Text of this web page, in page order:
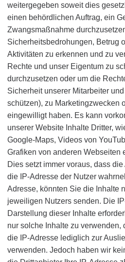
weitergegeben soweit dies
einen behördlichen Auftrag, ein
Zwangsmaßnahme
Sicherheitsbedrohungen, Betrug
Aktivitäten zu erkennen und zu
Rechte und unser Eigentum zu
durchzusetzen oder um die
Sicherheit unserer Mitarbeiter
schützen), zu Marketingzwecken
eingewilligt haben. Es kann
unserer Website Inhalte Dritter,
Google-Maps, Videos von
Grafiken von anderen Webseiten
Dies setzt immer voraus, dass
die IP-Adresse der Nutzer
Adresse, könnten Sie die Inhalte
jeweiligen Nutzers senden. Die
Darstellung dieser Inhalte
nur solche Inhalte zu verwenden,
die IP-Adresse lediglich zur
verwenden. Jedoch haben wir